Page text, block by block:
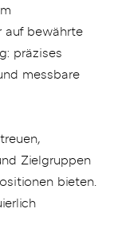
auf bewährte
präzises
messbare
Zielgruppen
bieten.